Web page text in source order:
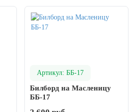
Артикул: ББ-17
Билборд на Масленицу
ББ-17